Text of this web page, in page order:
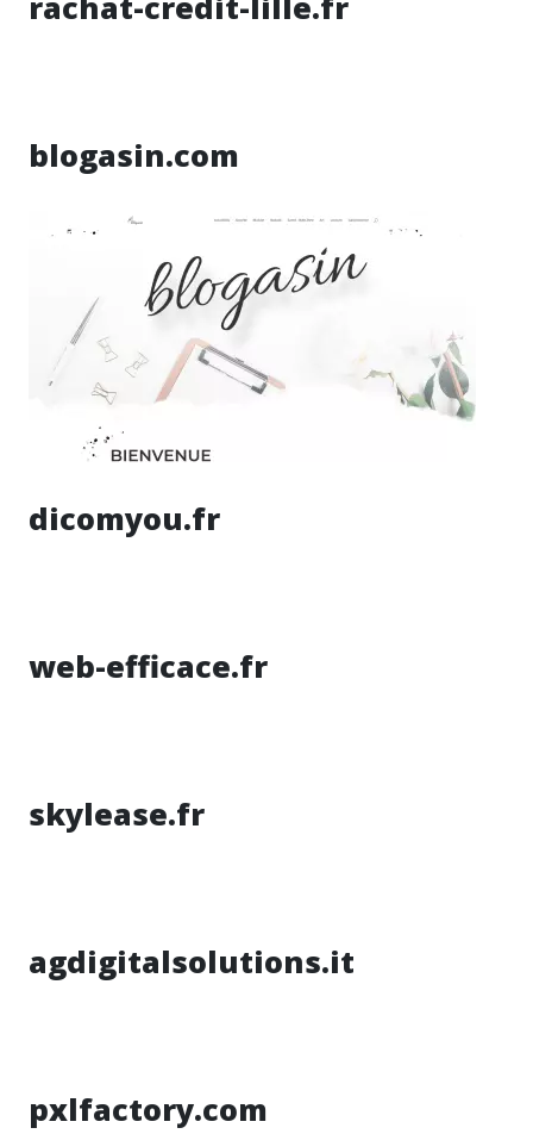
blogasin.com
dicomyou.fr
web-efficace.fr
skylease.fr
agdigitalsolutions.it
pxlfactory.com